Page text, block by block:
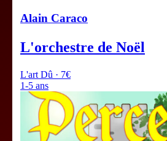
Alain Caraco
L'orchestre de Noël
L'art Dû · 7€
1-5 ans